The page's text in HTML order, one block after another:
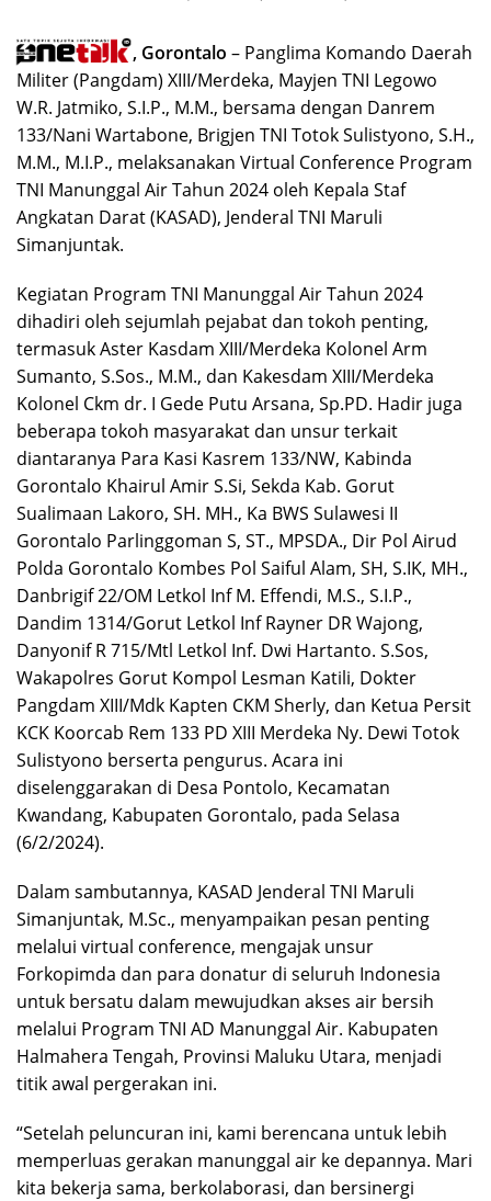
, Gorontalo – Panglima Komando Daerah
Militer (Pangdam) XIII/Merdeka, Mayjen TNI Legowo
W.R. Jatmiko, S.I.P., M.M., bersama dengan Danrem
133/Nani Wartabone, Brigjen TNI Totok Sulistyono, S.H.,
M.M., M.I.P., melaksanakan Virtual Conference Program
TNI Manunggal Air Tahun 2024 oleh Kepala Staf
Angkatan Darat (KASAD), Jenderal TNI Maruli
Simanjuntak.
Kegiatan Program TNI Manunggal Air Tahun 2024
dihadiri oleh sejumlah pejabat dan tokoh penting,
termasuk Aster Kasdam XIII/Merdeka Kolonel Arm
Sumanto, S.Sos., M.M., dan Kakesdam XIII/Merdeka
Kolonel Ckm dr. I Gede Putu Arsana, Sp.PD. Hadir juga
beberapa tokoh masyarakat dan unsur terkait
diantaranya Para Kasi Kasrem 133/NW, Kabinda
Gorontalo Khairul Amir S.Si, Sekda Kab. Gorut
Sualimaan Lakoro, SH. MH., Ka BWS Sulawesi II
Gorontalo Parlinggoman S, ST., MPSDA., Dir Pol Airud
Polda Gorontalo Kombes Pol Saiful Alam, SH, S.IK, MH.,
Danbrigif 22/OM Letkol Inf M. Effendi, M.S., S.I.P.,
Dandim 1314/Gorut Letkol Inf Rayner DR Wajong,
Danyonif R 715/Mtl Letkol Inf. Dwi Hartanto. S.Sos,
Wakapolres Gorut Kompol Lesman Katili, Dokter
Pangdam XIII/Mdk Kapten CKM Sherly, dan Ketua Persit
KCK Koorcab Rem 133 PD XIII Merdeka Ny. Dewi Totok
Sulistyono berserta pengurus. Acara ini
diselenggarakan di Desa Pontolo, Kecamatan
Kwandang, Kabupaten Gorontalo, pada Selasa
(6/2/2024).
Dalam sambutannya, KASAD Jenderal TNI Maruli
Simanjuntak, M.Sc., menyampaikan pesan penting
melalui virtual conference, mengajak unsur
Forkopimda dan para donatur di seluruh Indonesia
untuk bersatu dalam mewujudkan akses air bersih
melalui Program TNI AD Manunggal Air. Kabupaten
Halmahera Tengah, Provinsi Maluku Utara, menjadi
titik awal pergerakan ini.
“Setelah peluncuran ini, kami berencana untuk lebih
memperluas gerakan manunggal air ke depannya. Mari
kita bekerja sama, berkolaborasi, dan bersinergi